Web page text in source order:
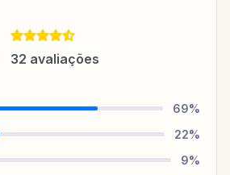
32 avaliações
69%
22%
9%